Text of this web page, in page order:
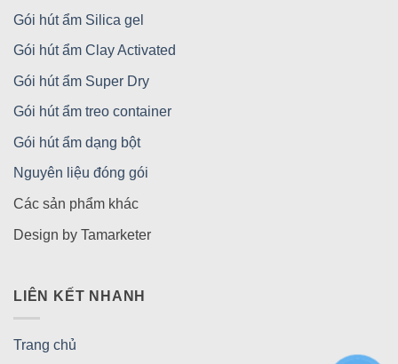
Gói hút ẩm Silica gel
Gói hút ẩm Clay Activated
Gói hút ẩm Super Dry
Gói hút ẩm treo container
Gói hút ẩm dạng bột
Nguyên liệu đóng gói
Các sản phẩm khác
Design by Tamarketer
LIÊN KẾT NHANH
Trang chủ